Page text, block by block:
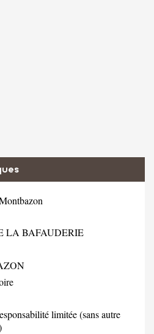
LA BAFAUDERIE
limitée (sans autre